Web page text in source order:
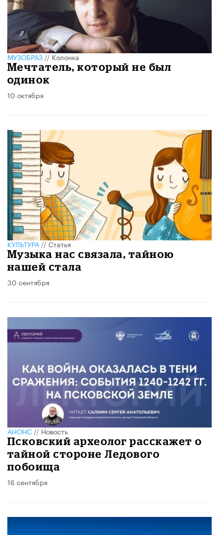
МУЗОБРАЗ//Колонка
Мечтатель, который не был
одинок
10 октября
КУЛЬТУРА//Статья
Музыка нас связала, тайною
нашей стала
30 сентября
АНОНС//Новость
Псковский археолог расскажет о
тайной стороне Ледового
побоища
16 сентября